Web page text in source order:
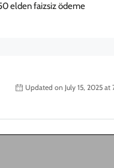
elden faizsiz ödeme
Updated on July 15, 2025 at